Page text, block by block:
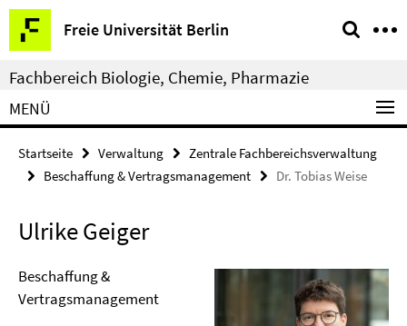
Springe
direkt
zu
Inhalt
Freie Universität Berlin
Service-
Navigation
Fachbereich Biologie, Chemie, Pharmazie
MENÜ
Startseite Verwaltung
Zentrale Fachbereichsverwaltung
Beschaffung & Vertragsmanagement
Dr. Tobias Weise
Ulrike Geiger
Beschaffung &
Vertragsmanagement